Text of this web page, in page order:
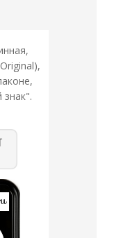
знак".